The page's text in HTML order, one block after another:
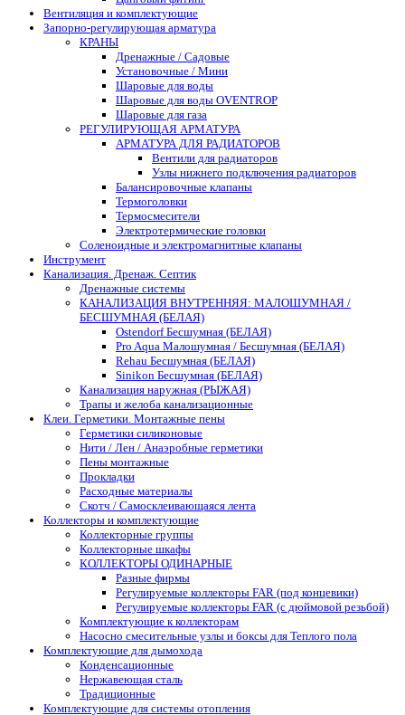
Вентиляция и комплектующие
Запорно-регулирующая арматура
КРАНЫ
Дренажные / Садовые
Установочные / Мини
Шаровые для воды
Шаровые для воды OVENTROP
Шаровые для газа
РЕГУЛИРУЮЩАЯ АРМАТУРА
АРМАТУРА ДЛЯ РАДИАТОРОВ
Вентили для радиаторов
Узлы нижнего подключения радиаторов
Балансировочные клапаны
Термоголовки
Термосмесители
Электротермические головки
Соленоидные и электромагнитные клапаны
Инструмент
Канализация. Дренаж. Септик
Дренажные системы
КАНАЛИЗАЦИЯ ВНУТРЕННЯЯ: МАЛОШУМНАЯ /
БЕСШУМНАЯ (БЕЛАЯ)
Ostendorf Бесшумная (БЕЛАЯ)
Pro Aqua Малошумная / Бесшумная (БЕЛАЯ)
Rehau Бесшумная (БЕЛАЯ)
Sinikon Бесшумная (БЕЛАЯ)
Канализация наружная (РЫЖАЯ)
Трапы и желоба канализационные
Клеи. Герметики. Монтажные пены
Герметики силиконовые
Нити / Лен / Анаэробные герметики
Пены монтажные
Прокладки
Расходные материалы
Скотч / Самосклеивающаяся лента
Коллекторы и комплектующие
Коллекторные группы
Коллекторные шкафы
КОЛЛЕКТОРЫ ОДИНАРНЫЕ
Разные фирмы
Регулируемые коллекторы FAR (под концевики)
Регулируемые коллекторы FAR (с дюймовой резьбой)
Комплектующие к коллекторам
Насосно смесительные узлы и боксы для Теплого пола
Комплектующие для дымохода
Конденсационные
Нержавеющая сталь
Традиционные
Комплектующие для системы отопления